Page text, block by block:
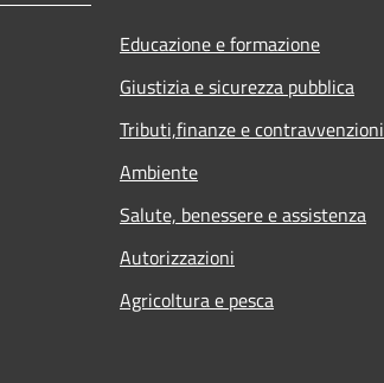
Educazione e formazione
Giustizia e sicurezza pubblica
Tributi,finanze e contravvenzioni
Ambiente
Salute, benessere e assistenza
Autorizzazioni
Agricoltura e pesca